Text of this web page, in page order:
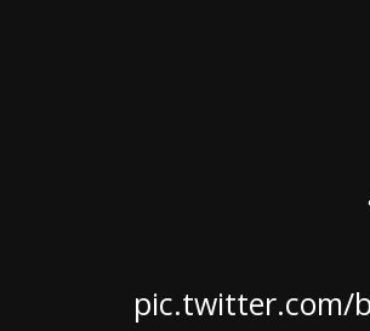
pic.twitter.com/